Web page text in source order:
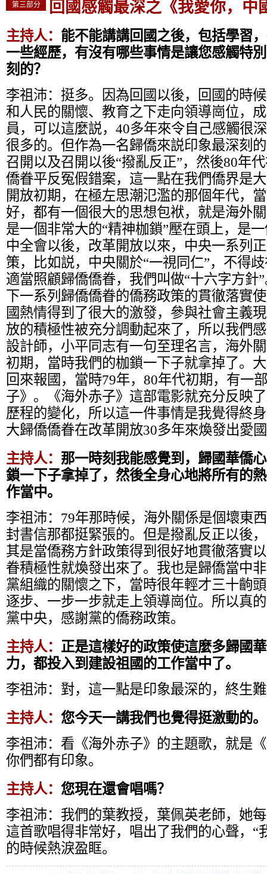
第三部分 回國感觸最深之《我愛你，中
主持人： 能不能講講回國之後，包括學習
一些經歷，有沒有哪些事情是讓您感觸特
刻的？
李祖沛： 挺多。因為回國以後，回國的時
和人民的關懷、教育之下走向領導崗位，
員，可以這麼説，40多年來令自己感觸很
很多的。但作為一名歸僑來説印象最深刻
召開以及召開以後“撥亂反正”，然後80年
僑眷平反冤假錯案，這一點在我們僑界是
開放初期，在極左思潮氾濫的那個年代，
好，都有一個很大的思想包袱，就是海外
是一個非常大的“精神枷鎖”壓在頭上，是
中全會以後，改革開放以來，中央一系列
策，比如説，中央關於“一視同仁”，不得
適當照顧歸僑僑眷，我們叫做“十六字方針
下一系列歸僑僑眷的僑務政策的貫徹落實
國熱情得到了很大的激發，參與社會主義
放的積極性被充分調動起來了，所以我們
設計師，小平同志有一句至理名言，海外
初期，當時我們的枷鎖一下子就拿掉了。
回來報國，當時79年，80年代初期，有一
子》。《海外赤子》這部電影就充分反映
歷程的變化，所以這一件事情是我覺得終
大歸僑僑眷在改革開放30多年來煥發出愛
主持人： 那一時刻我能感覺到，歸國華僑
鎖一下子拿掉了，然後全身心地將所有的
作當中。
李祖沛： 79年那時候，海外關係是個壞東
封書信那都挺緊張的。但是撥亂反正以後
其是當僑務方針政策得到很好地貫徹落實
眷積極性就煥發出來了。我也是歸僑當中
黨組織的關懷之下，當時很年輕才三十齣
逐步、一步一步就走上領導崗位。所以真
黨中央，感謝黨的僑務政策。
主持人： 正是這樣好的政策使這麼多歸國
力，都投入到建設祖國的工作當中了。
李祖沛： 對，這一點是印象最深的，終生
主持人： 您今天一講我們也覺得挺激動的。
李祖沛： 看《海外赤子》的主題歌，就是
你們都有印象。
主持人： 您現在還會唱嗎？
李祖沛： 我們的葉教授，葉佩英老師，她
這首歌唱得非常好，唱出了我們的心聲，“
的時候熱淚盈眶。